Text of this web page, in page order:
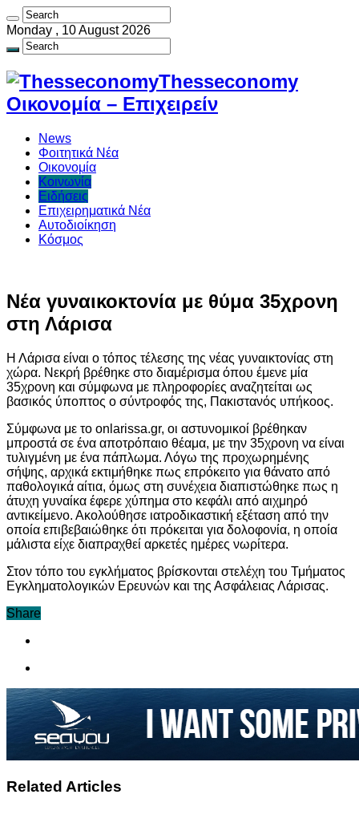
Monday , 10 August 2026
Thesseconomy
Οικονομία – Επιχειρείν
News
Φοιτητικά Νέα
Οικονομία
Κοινωνία
Ειδήσεις
Επιχειρηματικά Νέα
Αυτοδιοίκηση
Κόσμος
Νέα γυναικοκτονία με θύμα 35χρονη
στη Λάρισα
Η Λάρισα είναι ο τόπος τέλεσης της νέας γυναικτονίας στη
χώρα. Νεκρή βρέθηκε στο διαμέρισμα όπου έμενε μία
35χρονη και σύμφωνα με πληροφορίες αναζητείται ως
βασικός ύποπτος ο σύντροφός της, Πακιστανός υπήκοος.
Σύμφωνα με το onlarissa.gr, oι αστυνομικοί βρέθηκαν
μπροστά σε ένα αποτρόπαιο θέαμα, με την 35χρονη να είναι
τυλιγμένη με ένα πάπλωμα. Λόγω της προχωρημένης
σήψης, αρχικά εκτιμήθηκε πως επρόκειτο για θάνατο από
παθολογικά αίτια, όμως στη συνέχεια διαπιστώθηκε πως η
άτυχη γυναίκα έφερε χύπημα στο κεφάλι από αιχμηρό
αντικείμενο. Ακολούθησε ιατροδικαστική εξέταση από την
οποία επιβεβαιώθηκε ότι πρόκειται για δολοφονία, η οποία
μάλιστα είχε διαπραχθεί αρκετές ημέρες νωρίτερα.
Στον τόπο του εγκλήματος βρίσκονται στελέχη του Τμήματος
Εγκληματολογικών Ερευνών και της Ασφάλειας Λάρισας.
Share
Related Articles